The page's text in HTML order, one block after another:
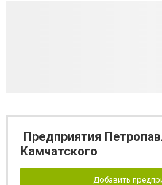
Предприятия
Камчатского
Добавить